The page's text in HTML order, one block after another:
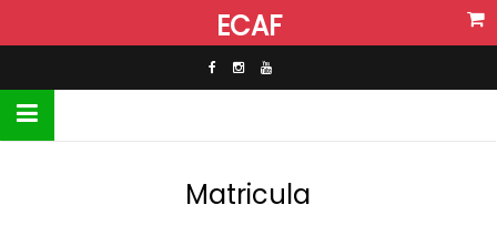
ECAF
Matricula